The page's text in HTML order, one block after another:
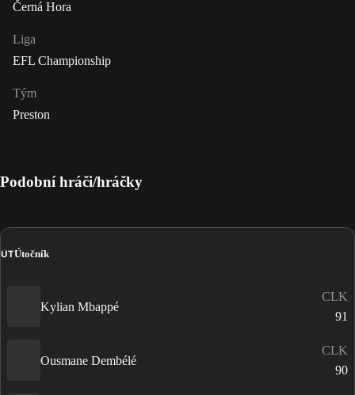
Černá Hora
Liga
EFL Championship
Tým
Preston
Podobní hráči/hráčky
ÚTÚtočník
Kylian Mbappé
CLK
91
Ousmane Dembélé
CLK
90